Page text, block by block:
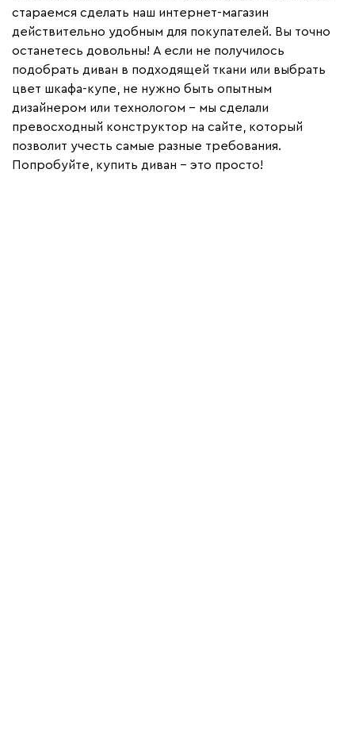
стараемся сделать наш интернет-магазин
действительно удобным для покупателей. Вы точно
останетесь довольны! А если не получилось
подобрать диван в подходящей ткани или выбрать
цвет шкафа-купе, не нужно быть опытным
дизайнером или технологом – мы сделали
превосходный конструктор на сайте, который
позволит учесть самые разные требования.
Попробуйте, купить диван - это просто!